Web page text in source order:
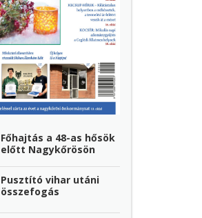
Főhajtás a 48-as hősök
előtt Nagykőrösön
Pusztító vihar utáni
összefogás